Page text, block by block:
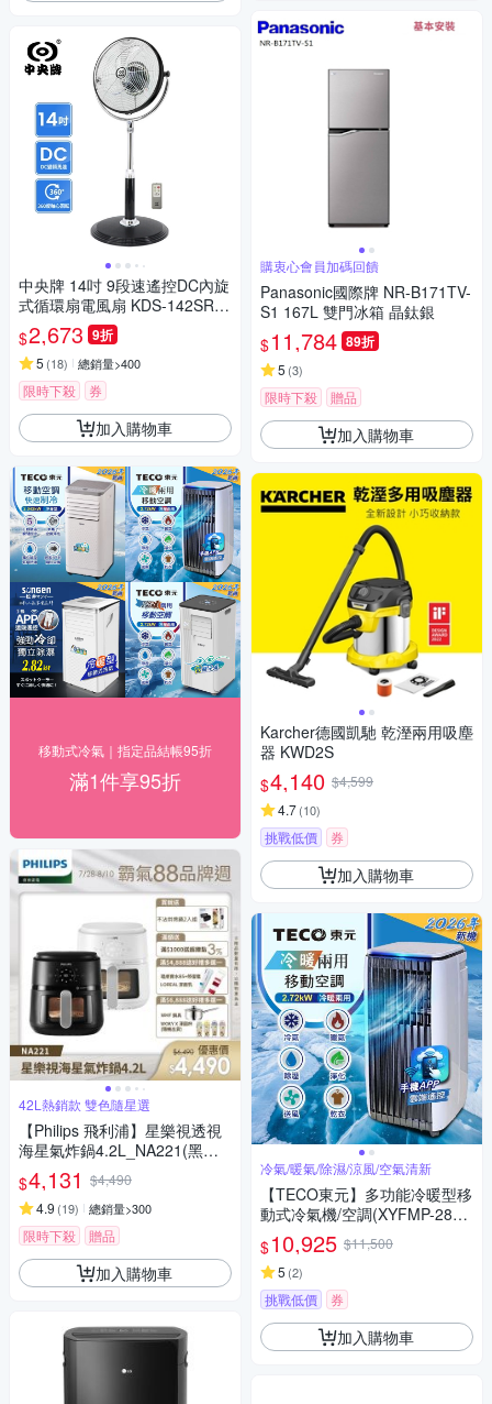
中央牌 14吋 9段速遙控DC內旋
式循環扇電風扇 KDS-142SR
(貴族黑)
$2,673 9折
5 (18) 總銷量>400
限時下殺 券
加入購物車
移動式冷氣｜指定品結帳95折
滿1件享95折
42L熱銷款 雙色隨星選
【Philips 飛利浦】星樂視透視
海星氣炸鍋4.2L_NA221(黑白
兩色任選)
$4,131 $4,490
4.9 (19) 總銷量>300
限時下殺 贈品
加入購物車
購衷心會員加碼回饋
Panasonic國際牌 NR-B171TV-
S1 167L 雙門冰箱 晶鈦銀
$11,784 89折
5 (3)
限時下殺 贈品
加入購物車
Karcher德國凱馳 乾溼兩用吸塵
器 KWD2S
$4,140 $4,599
4.7(10)
挑戰低價 券
加入購物車
冷氣/暖氣/除濕/涼風/空氣清新
【TECO東元】多功能冷暖型移
動式冷氣機/空調(XYFMP-2814
FH)
$10,925 $11,500
5 (2)
挑戰低價 券
加入購物車